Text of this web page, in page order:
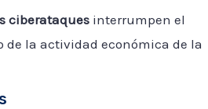
ciberataques interrumpen el
la actividad económica de la